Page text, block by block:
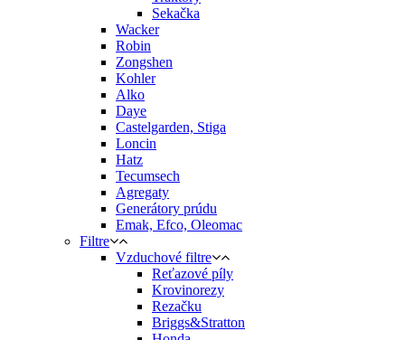
Sekačka
Wacker
Robin
Zongshen
Kohler
Alko
Daye
Castelgarden, Stiga
Loncin
Hatz
Tecumsech
Agregaty
Generátory prúdu
Emak, Efco, Oleomac
Filtre
Vzduchové filtre
Reťazové píly
Krovinorezy
Rezačku
Briggs&Stratton